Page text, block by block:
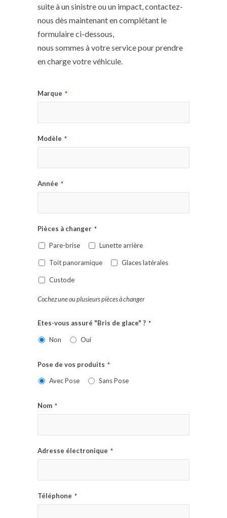
suite à un sinistre ou un impact, contactez-
nous dès maintenant en complétant le
formulaire ci-dessous,
nous sommes à votre service pour prendre
en charge votre véhicule.
Marque *
Modèle *
Année *
Pièces à changer *
Pare-brise Lunette arrière
Toit panoramique Glaces latérales
Custode
Cochez une ou plusieurs pièces à changer
Etes-vous assuré "Bris de glace" ? *
Non Oui
Pose de vos produits *
Avec Pose Sans Pose
Nom *
Adresse électronique *
Téléphone *